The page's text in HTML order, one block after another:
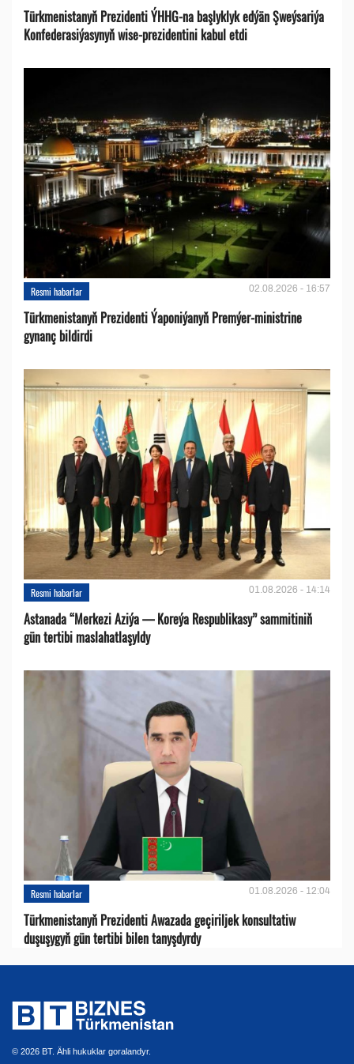
Türkmenistanyň Prezidenti ÝHHG-na başlyklyk edýän Şweýsariýa
Konfederasiýasynyň wise-prezidentini kabul etdi
Resmi habarlar 02.08.2026 - 16:57
Türkmenistanyň Prezidenti Ýaponiýanyň Premýer-ministrine
gynanç bildirdi
Resmi habarlar 01.08.2026 - 14:14
Astanada “Merkezi Aziýa — Koreýa Respublikasy” sammitiniň
gün tertibi maslahatlaşyldy
Resmi habarlar 01.08.2026 - 12:04
Türkmenistanyň Prezidenti Awazada geçiriljek konsultatiw
duşuşygyň gün tertibi bilen tanyşdyrdy
© 2026 BT. Ähli hukuklar goralandyr.